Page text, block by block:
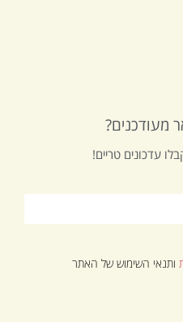
מעודכנים?
עדכונים טריים!
ותנאי השימוש של האתר